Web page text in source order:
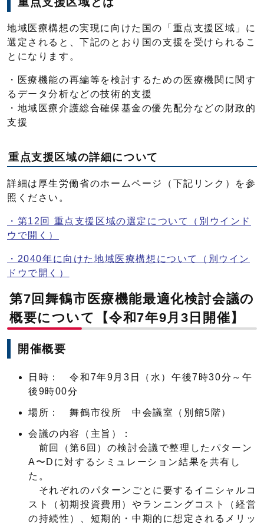
地域医療構想の実現に向けた国の「重点支援区域」に
選定されると、下記のとおり国の支援を受けられるこ
とになります。
・医療機能の再編等を検討するための医療機関に関す
るデータ分析などの技術的支援
・地域医療介護総合確保基金の優先配分などの財政的
支援
重点支援区域の詳細について
詳細は厚生労働省のホームページ（下記リンク）を参
照ください。
・第12回 重点支援区域の選定について
（別ウインド
ウで開く）
・2040年に向けた地域医療構想について
（別ウイン
ドウで開く）
第7回舞鶴市医療機能最適化検討会議の
概要について【令和7年9月3日開催】
開催概要
日時： 令和7年9月3日（水）午後7時30分～午
後9時00分
場所： 舞鶴市役所 中会議室（別館5階）
会議の内容（主旨）：
前回（第6回）の検討会議で整理したパターン
A〜Dに対するシミュレーション結果を共有し
た。
それぞれのパターンごとに要するイニシャルコ
スト（初期投資費用）やランニングコスト（経営
の持続性）、短期的・中期的に想定されるメリッ